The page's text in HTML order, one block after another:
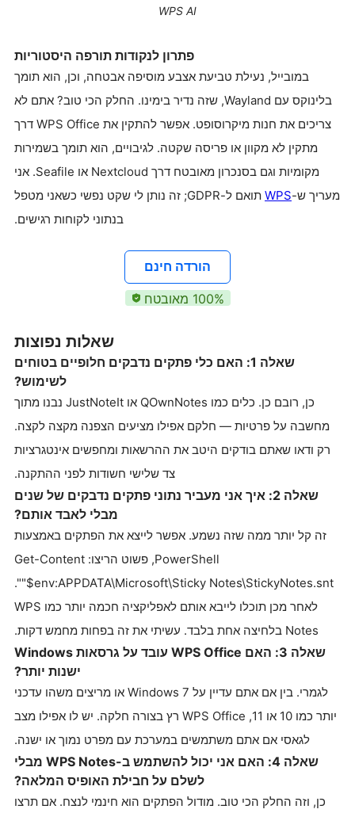
WPS AI
פתרון לנקודות תורפה היסטוריות
במובייל, נעילת טביעת אצבע מוסיפה אבטחה, וכן, הוא תומך
בלינוקס עם Wayland, שזה נדיר בימינו. החלק הכי טוב? אתם לא
צריכים את חנות מיקרוסופט. אפשר להתקין את WPS Office דרך
מתקין לא מקוון או פריסה שקטה. לגיבויים, הוא תומך בשמירות
מקומיות וגם בסנכרון מאובטח דרך Nextcloud או Seafile. אני
מעריך ש-WPS
תואם ל-GDPR; זה נותן לי שקט נפשי כשאני מטפל
בנתוני לקוחות רגישים.
הורדה חינם
100% מאובטח
שאלות נפוצות
שאלה 1: האם כלי פתקים נדבקים חלופיים בטוחים
לשימוש?
כן, רובם כן. כלים כמו QOwnNotes או JustNoteIt נבנו מתוך
מחשבה על פרטיות — חלקם אפילו מציעים הצפנה מקצה לקצה.
רק ודאו שאתם בודקים היטב את ההרשאות ומחפשים אינטגרציות
צד שלישי חשודות לפני ההתקנה.
שאלה 2: איך אני מעביר נתוני פתקים נדבקים של שנים
מבלי לאבד אותם?
זה קל יותר ממה שזה נשמע. אפשר לייצא את הפתקים באמצעות
PowerShell, פשוט הריצו: Get-Content
"$env:APPDATA\Microsoft\Sticky Notes\StickyNotes.snt".
לאחר מכן תוכלו לייבא אותם לאפליקציה חכמה יותר כמו WPS
Notes בלחיצה אחת בלבד. עשיתי את זה בפחות מחמש דקות.
שאלה 3: האם WPS Office עובד על גרסאות Windows
ישנות יותר?
לגמרי. בין אם אתם עדיין על Windows 7 או מריצים משהו עדכני
יותר כמו 10 או 11, WPS Office רץ בצורה חלקה. יש לו אפילו מצב
לגאסי אם אתם משתמשים במערכת עם מפרט נמוך או ישנה.
שאלה 4: האם אני יכול להשתמש ב-WPS Notes מבלי
לשלם על חבילת האופיס המלאה?
כן, וזה החלק הכי טוב. מודול הפתקים הוא חינמי לנצח. אם תרצו